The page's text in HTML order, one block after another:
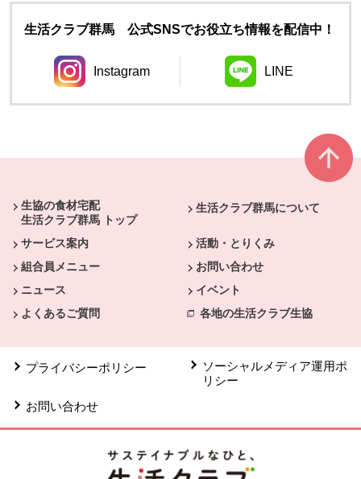
生活クラブ群馬 公式SNSでお役立ち情報を配信中！
Instagram
別のウィンドウで開きます。
LINE
別のウィンドウ
生協の食材宅配
生活クラブ群馬 トップ
生活クラブ群馬について
サービス案内
活動・とりくみ
組合員メニュー
お問い合わせ
ニュース
イベント
よくあるご質問
各地の生活クラブ生協
プライバシーポリシー
ソーシャルメディア運用ポ
リシー
お問い合わせ